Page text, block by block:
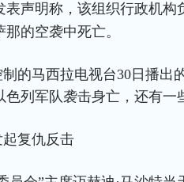
表声明称，该组织行政机构
的空袭中死亡。
的马西拉电视台30日播出
色列军队袭击身亡，还有一
复仇反击